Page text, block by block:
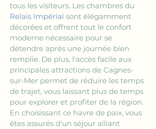
tous les visiteurs. Les chambres du
Relais Impérial sont élégamment
décorées et offrent tout le confort
moderne nécessaire pour se
détendre après une journée bien
remplie. De plus, l'accès facile aux
principales attractions de Cagnes-
sur-Mer permet de réduire les temps
de trajet, vous laissant plus de temps
pour explorer et profiter de la région.
En choisissant ce havre de paix, vous
êtes assurés d'un séjour alliant